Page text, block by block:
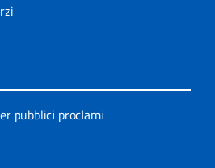
pubblici proclami